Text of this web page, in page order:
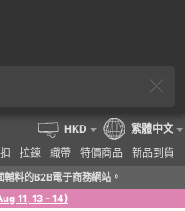
拉鍊 織帶 特價商品 新品到貨
HKD 繁體中文
料的B2B電子商務網站。
11, 13 - 14)